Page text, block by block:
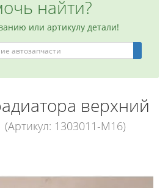
найти?
или артикулу детали!
верхний
(Артикул: 1303011-M16)